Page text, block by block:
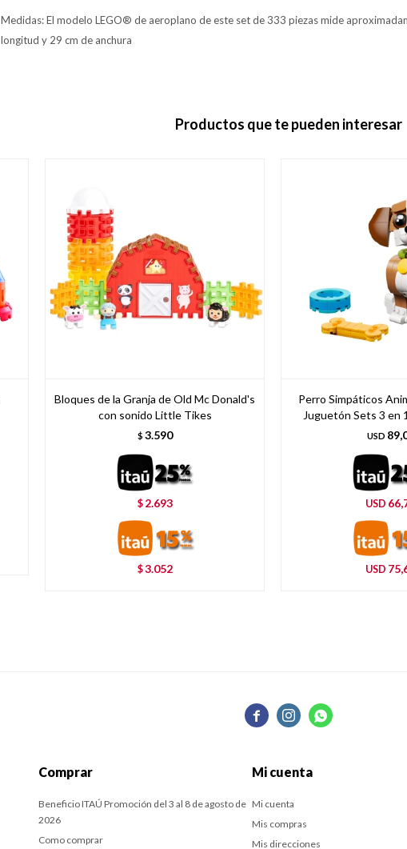
Medidas: El modelo LEGO® de aeroplano de este set de 333 piezas mide
longitud y 29 cm de anchura
Productos que te pueden interesar
Bloques de la Granja de Old Mc Donald's
con sonido Little Tikes
$ 3.590
$ 2.693
$3.052
Perro Simpáticos
Juguetón Sets 3 en
USD
USD
USD
  
Comprar
Beneficio ITAÚ Promoción del 3 al 8 de agosto de
2026
Como comprar
Mi cuenta
Mi cuenta
Mis compras
Mis direcciones